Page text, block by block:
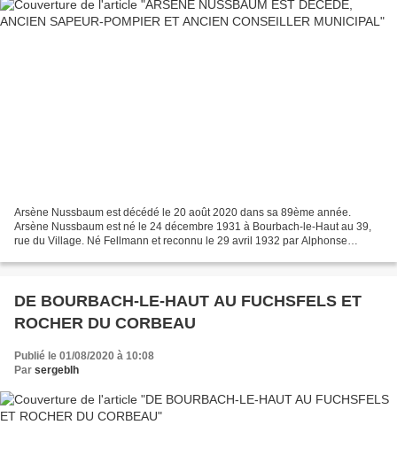
Arsène Nussbaum est décédé le 20 août 2020 dans sa 89ème année.
Arsène Nussbaum est né le 24 décembre 1931 à Bourbach-le-Haut au 39,
rue du Village. Né Fellmann et reconnu le 29 avril 1932 par Alphonse
DE BOURBACH-LE-HAUT AU FUCHSFELS ET
ROCHER DU CORBEAU
Publié le 01/08/2020 à 10:08
Par sergeblh